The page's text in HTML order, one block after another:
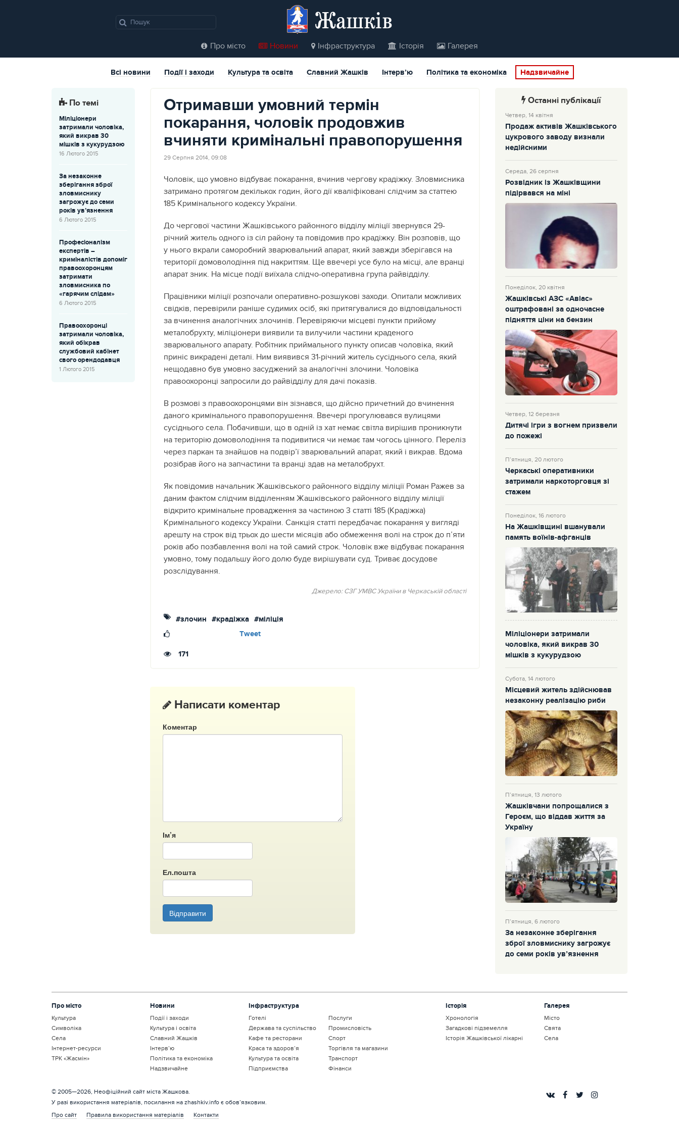
Жашків
Про місто Новини Інфраструктура Історія Галерея
Всі новини Події і заходи Культура та освіта Славний Жашків Інтерв’ю Політика та економіка Надзвичайне
По темі
Міліціонери
затримали чоловіка,
який викрав 30
мішків з кукурудзою
16 Лютого 2015
За незаконне
зберігання зброї
зловмиснику
загрожує до семи
років ув’язнення
6 Лютого 2015
Професіоналізм
експертів –
криміналістів допоміг
правоохоронцям
затримати
зловмисника по
«гарячим слідам»
6 Лютого 2015
Правоохоронці
затримали чоловіка,
який обікрав
службовий кабінет
свого орендодавця
1 Лютого 2015
Отримавши умовний термін
покарання, чоловік продовжив
вчиняти кримінальні правопорушення
29 Серпня 2014, 09:08
Чоловік, що умовно відбуває покарання, вчинив чергову крадіжку. Зловмисника
затримано протягом декількох годин, його дії кваліфіковані слідчим за статтею
185 Кримінального кодексу України.
До чергової частини Жашківського районного відділу міліції звернувся 29-
річний житель одного із сіл району та повідомив про крадіжку. Він розповів, що
у нього вкрали саморобний зварювальний апарат, який завжди зберігався на
території домоволодіння під накриттям. Ще ввечері усе було на місці, але вранці
апарат зник. На місце події виїхала слідчо-оперативна група райвідділу.
Працівники міліції розпочали оперативно-розшукові заходи. Опитали можливих
свідків, перевірили раніше судимих осіб, які притягувалися до відповідальності
за вчинення аналогічних злочинів. Перевіряючи місцеві пункти прийому
металобрухту, міліціонери виявили та вилучили частини краденого
зварювального апарату. Робітник приймального пункту описав чоловіка, який
приніс викрадені деталі. Ним виявився 31-річний житель сусіднього села, який
нещодавно був умовно засуджений за аналогічні злочини. Чоловіка
правоохоронці запросили до райвідділу для дачі показів.
В розмові з правоохоронцями він зізнався, що дійсно причетний до вчинення
даного кримінального правопорушення. Ввечері прогулювався вулицями
сусіднього села. Побачивши, що в одній із хат немає світла вирішив проникнути
на територію домоволодіння та подивитися чи немає там чогось цінного. Переліз
через паркан та знайшов на подвір’ї зварювальний апарат, який і викрав. Вдома
розібрав його на запчастини та вранці здав на металобрухт.
Як повідомив начальник Жашківського районного відділу міліції Роман Ражев за
даним фактом слідчим відділенням Жашківського районного відділу міліції
відкрито кримінальне провадження за частиною 3 статті 185 (Крадіжка)
Кримінального кодексу України. Санкція статті передбачає покарання у вигляді
арешту на строк від трьох до шести місяців або обмеження волі на строк до п’яти
років або позбавлення волі на той самий строк. Чоловік вже відбуває покарання
умовно, тому подальшу його долю буде вирішувати суд. Триває досудове
розслідування.
Джерело: СЗГ УМВС України в Черкаській області
#злочин #крадіжка #міліція
Tweet
171
Написати коментар
Коментар
Ім’я
Ел.пошта
Відправити
Останні публікації
Четвер, 14 квітня
Продаж активів Жашківського
цукрового заводу визнали
недійсними
Середа, 26 серпня
Розвідник із Жашківщини
підірвався на міні
Понеділок, 20 квітня
Жашківські АЗС «Авіас»
оштрафовані за одночасне
підняття ціни на бензин
Четвер, 12 березня
Дитячі ігри з вогнем призвели
до пожежі
П’ятниця, 20 лютого
Черкаські оперативники
затримали наркоторговця зі
стажем
Понеділок, 16 лютого
На Жашківщині вшанували
память воїнів-афганців
Міліціонери затримали
чоловіка, який викрав 30
мішків з кукурудзою
Субота, 14 лютого
Місцевий житель здійснював
незаконну реалізацію риби
П’ятниця, 13 лютого
Жашківчани попрощалися з
Героєм, що віддав життя за
Україну
П’ятниця, 6 лютого
За незаконне зберігання
зброї зловмиснику загрожує
до семи років ув’язнення
Про місто
Культура
Символіка
Села
Інтернет-ресурси
ТРК «Жасмін»
Новини
Події і заходи
Культура і освіта
Славний Жашків
Інтерв’ю
Політика та економіка
Надзвичайне
Інфраструктура
Готелі
Держава та суспільство
Кафе та ресторани
Краса та здоров’я
Культура та освіта
Підприємства
Послуги
Промисловість
Спорт
Торгівля та магазини
Транспорт
Фінанси
Історія
Хронологія
Загадкові підземелля
Історія Жашківської лікарні
Галерея
Місто
Свята
Села
© 2005—2026, Неофіційний сайт міста Жашкова.
У разі використання матеріалів, посилання на zhashkiv.info є обов’язковим.
Про сайт
Правила використання матеріалів Контакти